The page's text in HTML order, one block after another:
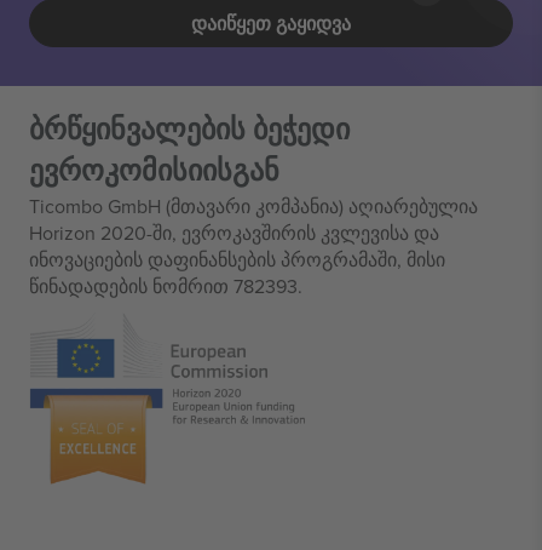
ᲓᲐᲘᲬᲧᲔᲗ ᲒᲐᲧᲘᲓᲕᲐ
ბრწყინვალების ბეჭედი
ევროკომისიისგან
Ticombo GmbH (მთავარი კომპანია) აღიარებულია
Horizon 2020-ში, ევროკავშირის კვლევისა და
ინოვაციების დაფინანსების პროგრამაში, მისი
წინადადების ნომრით 782393.